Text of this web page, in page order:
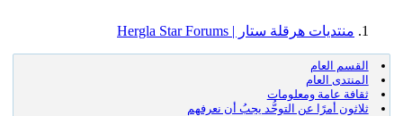
منتديات هرقلة ستار | Hergla Star Forums
القسم العام
المنتدى العام
ثقافة عامة ومعلومات
ثلاثون أمرًا عن التوحُّد يجبُ أن نعرفهم